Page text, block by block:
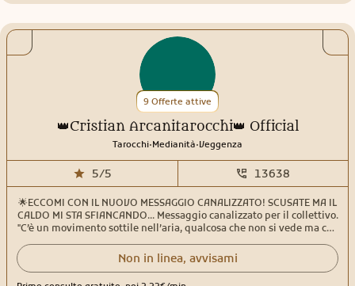
9 Offerte attive
👑Cristian Arcanitarocchi👑 Official
Tarocchi.Medianità.Veggenza
5/5 13638
🌟ECCOMI CON IL NUOVO MESSAGGIO CANALIZZATO! SCUSATE MA IL
CALDO MI STA SFIANCANDO... Messaggio canalizzato per il collettivo.
"C’è un movimento sottile nell’aria, qualcosa che non si vede ma che
non è ancora tramontato ma la luce cambia improvvisamente
colore: un attimo sospeso, un passaggio. È lì che si sta aprendo un
Non in linea, avvisami